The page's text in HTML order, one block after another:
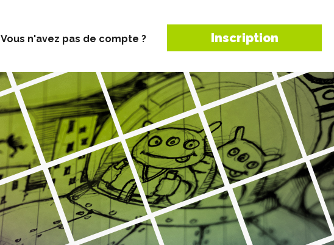
Vous n'avez pas de compte ? Inscription